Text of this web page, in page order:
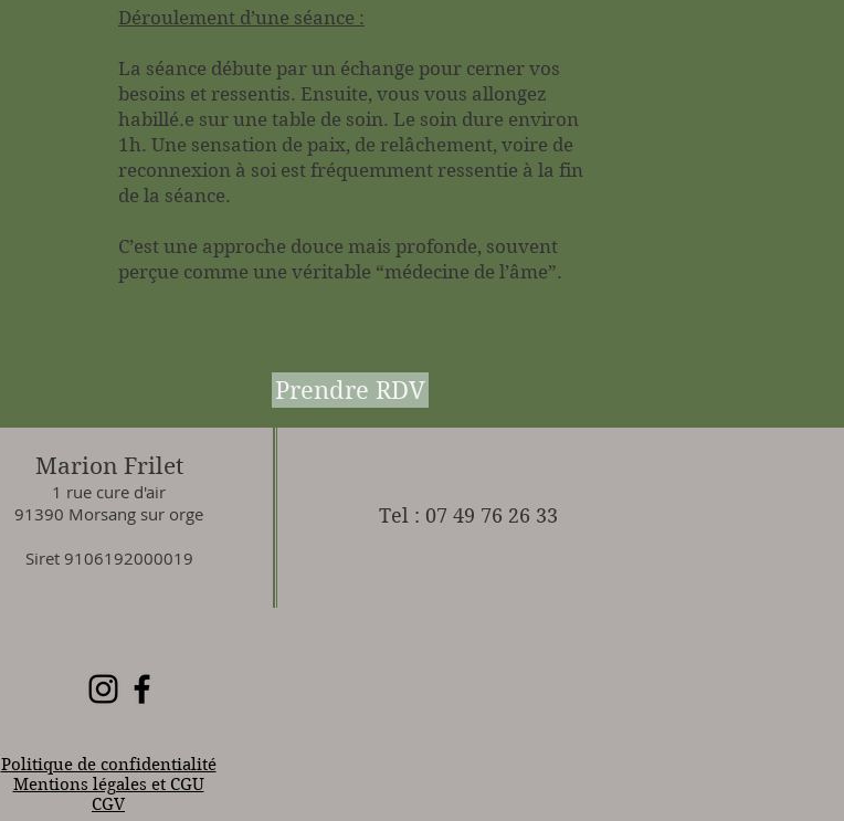
Déroulement d’une séance :
La séance débute par un échange pour cerner vos
besoins et ressentis. Ensuite, vous vous allongez
habillé.e sur une table de soin. Le soin dure environ
1h. Une sensation de paix, de relâchement, voire de
reconnexion à soi est fréquemment ressentie à la fin
de la séance.
C’est une approche douce mais profonde, souvent
perçue comme une véritable “médecine de l’âme”.
Prendre RDV
Marion Frilet
1 rue cure d'air
91390 Morsang sur orge
Siret 9106192000019
Tel : 07 49 76 26 33
Politique de confidentialité
Mentions légales et CGU
CGV